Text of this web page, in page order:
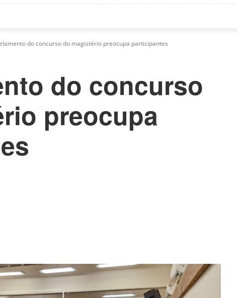
do concurso do magistério preocupa participantes
do concurso
preocupa